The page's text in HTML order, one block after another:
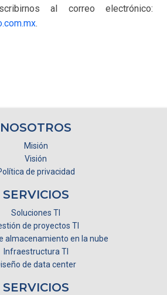
al correo electrónico:
.
NOSOTROS
Misión
Visión
de privacidad
SERVICIOS
Soluciones TI
de proyectos TI
almacenamiento en la nube
Infraestructura TI
de data center
SERVICIOS